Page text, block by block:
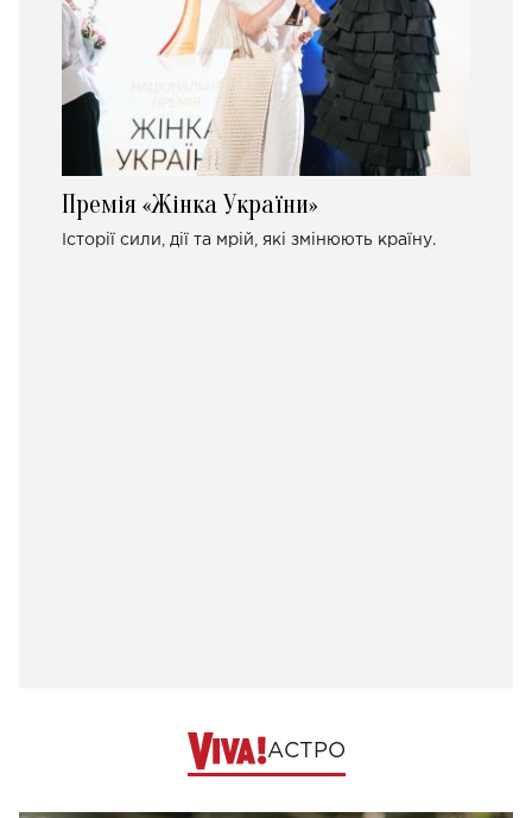
Премія «Жінка України»
Історії сили, дії та мрій, які змінюють країну.
АСТРО